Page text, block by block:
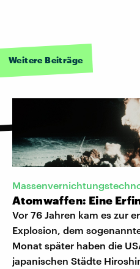
Weitere Beiträge
Atomwaffen: Eine
Vor 76 Jahren kam es zur
Explosion, dem
Monat später haben die
japanischen Städte